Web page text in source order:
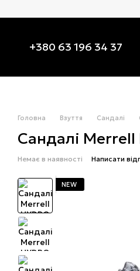
+380 63 196 34 37
Головна Взуття Сандалі
Сандалі Merrell
Немає в наявності Написати
NEW